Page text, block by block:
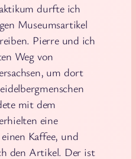
durfte ich
Museumsartikel
Pierre und ich
Weg von
um dort
mit dem
eine
Kaffee, und
den Artikel. Der ist